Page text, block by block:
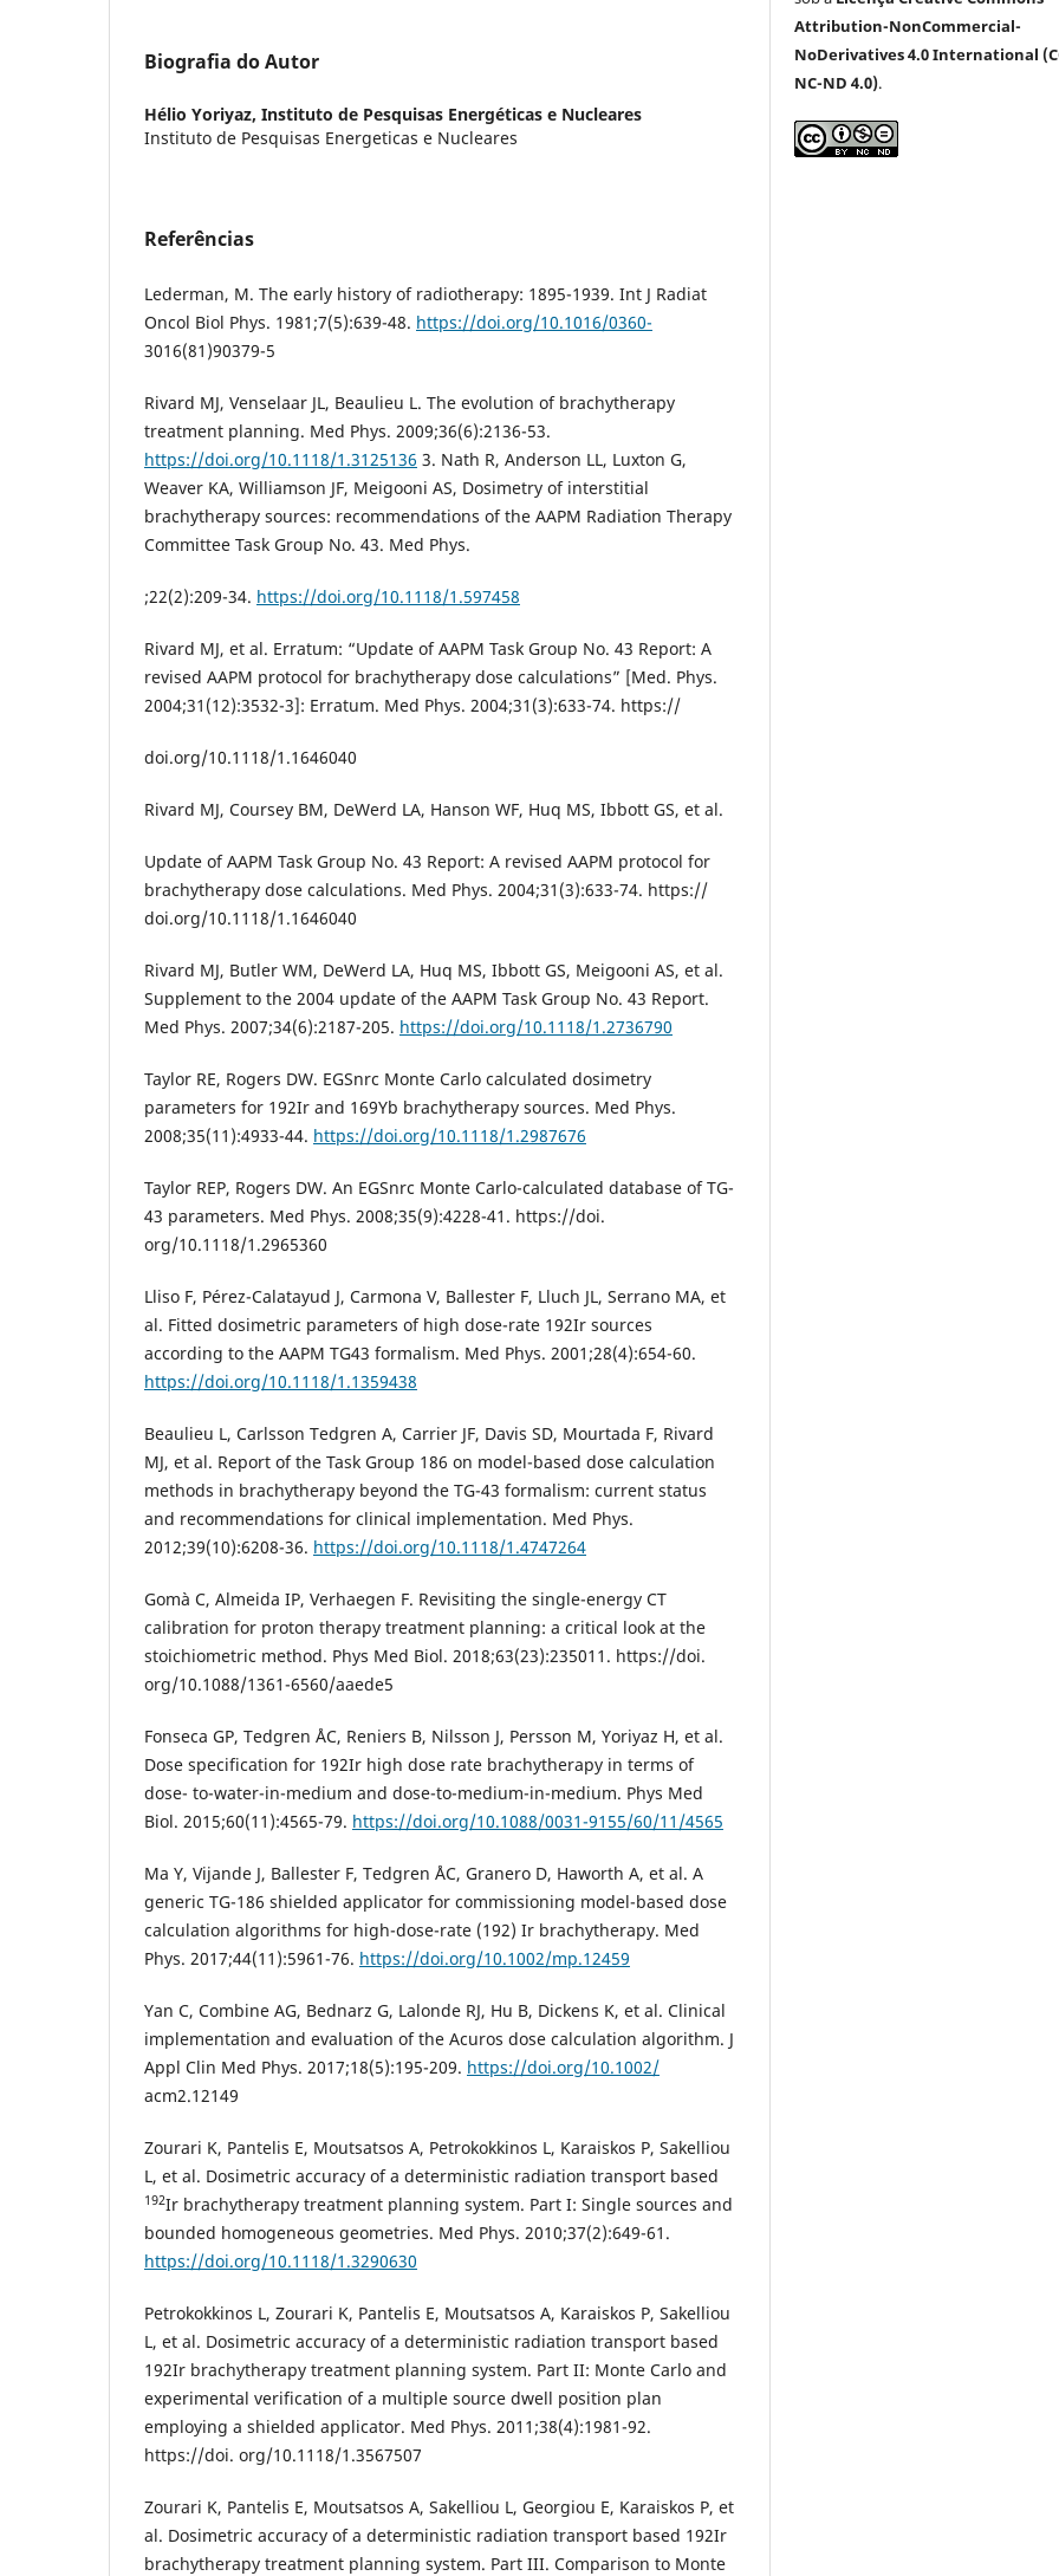
Biografia do Autor
Hélio Yoriyaz, Instituto de Pesquisas Energéticas e Nucleares
Instituto de Pesquisas Energeticas e Nucleares
Referências
Lederman, M. The early history of radiotherapy: 1895-1939. Int J Radiat
Oncol Biol Phys. 1981;7(5):639-48. https://doi.org/10.1016/0360-
3016(81)90379-5
Rivard MJ, Venselaar JL, Beaulieu L. The evolution of brachytherapy
treatment planning. Med Phys. 2009;36(6):2136-53.
https://doi.org/10.1118/1.3125136 3. Nath R, Anderson LL, Luxton G,
Weaver KA, Williamson JF, Meigooni AS, Dosimetry of interstitial
brachytherapy sources: recommendations of the AAPM Radiation Therapy
Committee Task Group No. 43. Med Phys.
;22(2):209-34. https://doi.org/10.1118/1.597458
Rivard MJ, et al. Erratum: “Update of AAPM Task Group No. 43 Report: A
revised AAPM protocol for brachytherapy dose calculations” [Med. Phys.
2004;31(12):3532-3]: Erratum. Med Phys. 2004;31(3):633-74. https://
doi.org/10.1118/1.1646040
Rivard MJ, Coursey BM, DeWerd LA, Hanson WF, Huq MS, Ibbott GS, et al.
Update of AAPM Task Group No. 43 Report: A revised AAPM protocol for
brachytherapy dose calculations. Med Phys. 2004;31(3):633-74. https://
doi.org/10.1118/1.1646040
Rivard MJ, Butler WM, DeWerd LA, Huq MS, Ibbott GS, Meigooni AS, et al.
Supplement to the 2004 update of the AAPM Task Group No. 43 Report.
Med Phys. 2007;34(6):2187-205. https://doi.org/10.1118/1.2736790
Taylor RE, Rogers DW. EGSnrc Monte Carlo calculated dosimetry
parameters for 192Ir and 169Yb brachytherapy sources. Med Phys.
2008;35(11):4933-44. https://doi.org/10.1118/1.2987676
Taylor REP, Rogers DW. An EGSnrc Monte Carlo-calculated database of TG-
43 parameters. Med Phys. 2008;35(9):4228-41. https://doi.
org/10.1118/1.2965360
Lliso F, Pérez-Calatayud J, Carmona V, Ballester F, Lluch JL, Serrano MA, et
al. Fitted dosimetric parameters of high dose-rate 192Ir sources
according to the AAPM TG43 formalism. Med Phys. 2001;28(4):654-60.
https://doi.org/10.1118/1.1359438
Beaulieu L, Carlsson Tedgren A, Carrier JF, Davis SD, Mourtada F, Rivard
MJ, et al. Report of the Task Group 186 on model-based dose calculation
methods in brachytherapy beyond the TG-43 formalism: current status
and recommendations for clinical implementation. Med Phys.
2012;39(10):6208-36. https://doi.org/10.1118/1.4747264
Gomà C, Almeida IP, Verhaegen F. Revisiting the single-energy CT
calibration for proton therapy treatment planning: a critical look at the
stoichiometric method. Phys Med Biol. 2018;63(23):235011. https://doi.
org/10.1088/1361-6560/aaede5
Fonseca GP, Tedgren ÅC, Reniers B, Nilsson J, Persson M, Yoriyaz H, et al.
Dose specification for 192Ir high dose rate brachytherapy in terms of
dose- to-water-in-medium and dose-to-medium-in-medium. Phys Med
Biol. 2015;60(11):4565-79. https://doi.org/10.1088/0031-9155/60/11/4565
Ma Y, Vijande J, Ballester F, Tedgren ÅC, Granero D, Haworth A, et al. A
generic TG-186 shielded applicator for commissioning model-based dose
calculation algorithms for high-dose-rate (192) Ir brachytherapy. Med
Phys. 2017;44(11):5961-76. https://doi.org/10.1002/mp.12459
Yan C, Combine AG, Bednarz G, Lalonde RJ, Hu B, Dickens K, et al. Clinical
implementation and evaluation of the Acuros dose calculation algorithm. J
Appl Clin Med Phys. 2017;18(5):195-209. https://doi.org/10.1002/
acm2.12149
Zourari K, Pantelis E, Moutsatsos A, Petrokokkinos L, Karaiskos P, Sakelliou
L, et al. Dosimetric accuracy of a deterministic radiation transport based
192Ir brachytherapy treatment planning system. Part I: Single sources and
bounded homogeneous geometries. Med Phys. 2010;37(2):649-61.
https://doi.org/10.1118/1.3290630
Petrokokkinos L, Zourari K, Pantelis E, Moutsatsos A, Karaiskos P, Sakelliou
L, et al. Dosimetric accuracy of a deterministic radiation transport based
192Ir brachytherapy treatment planning system. Part II: Monte Carlo and
experimental verification of a multiple source dwell position plan
employing a shielded applicator. Med Phys. 2011;38(4):1981-92.
https://doi. org/10.1118/1.3567507
Zourari K, Pantelis E, Moutsatsos A, Sakelliou L, Georgiou E, Karaiskos P, et
al. Dosimetric accuracy of a deterministic radiation transport based 192Ir
brachytherapy treatment planning system. Part III. Comparison to Monte
Attribution-NonCommercial-
NoDerivatives 4.0 International
NC-ND 4.0).